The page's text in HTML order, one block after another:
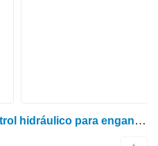
John Deere Válvula de control hidráulico para enganche de remolque 6135r 6r, 6m Al180274, Al2 AL180274 distribuidor hidráulico para tractor de ruedas